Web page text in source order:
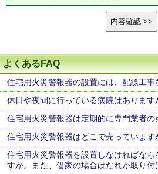
よくあるFAQ
住宅用火災警報器の設置には、配線工事
休日や夜間に行っている病院はあります
住宅用火災警報器は定期的に専門業者の
住宅用火災警報器はどこで売っています
住宅用火災警報器を設置しなければな
すか。また、借家の場合はだれが取り付